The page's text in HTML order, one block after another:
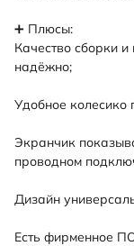
➕ Плюсы:
Качество сборки
надёжно;
Удобное колесико
Экранчик
проводном
Дизайн
Есть фирменное